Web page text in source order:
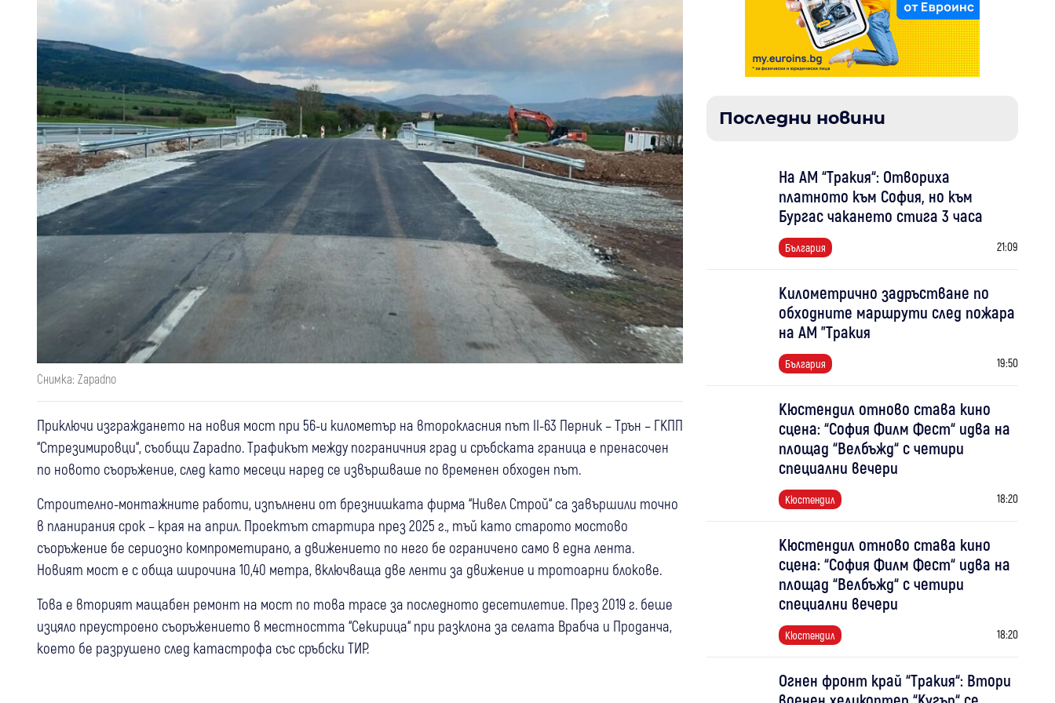
Снимка: Zapadno
Приключи изграждането на новия мост при 56-и километър на второкласния път II-63 Перник – Трън – ГКПП
“Стрезимировци“, съобщи Zapadno. Трафикът между пограничния град и сръбската граница е пренасочен
по новото съоръжение, след като месеци наред се извършваше по временен обходен път.
Строително-монтажните работи, изпълнени от брезнишката фирма “Нивел Строй“ са завършили точно
в планирания срок – края на април. Проектът стартира през 2025 г., тъй като старото мостово
съоръжение бе сериозно компрометирано, а движението по него бе ограничено само в една лента.
Новият мост е с обща широчина 10,40 метра, включваща две ленти за движение и тротоарни блокове.
Това е вторият мащабен ремонт на мост по това трасе за последното десетилетие. През 2019 г. беше
изцяло преустроено съоръжението в местността “Секирица“ при разклона за селата Врабча и Проданча,
което бе разрушено след катастрофа със сръбски ТИР.
Последни новини
На АМ “Тракия“: Отвориха
платното към София, но към
Бургас чакането стига 3 часа
България 21:09
Километрично задръстване по
обходните маршрути след пожара
на АМ "Тракия
България 19:50
Кюстендил отново става кино
сцена: “София Филм Фест“ идва на
площад “Велбъжд“ с четири
специални вечери
Кюстендил 18:20
Кюстендил отново става кино
сцена: “София Филм Фест“ идва на
площад “Велбъжд“ с четири
специални вечери
Кюстендил 18:20
Огнен фронт край “Тракия“: Втори